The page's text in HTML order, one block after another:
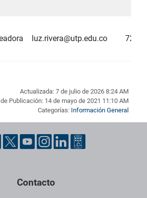
luz.rivera@utp.edu.co 7286
Actualizada: 7 de julio de 2026 8:24 AM
Publicación: 14 de mayo de 2021 11:10 AM
Categorías: Información General
de contacto, redes sociales y
Contacto